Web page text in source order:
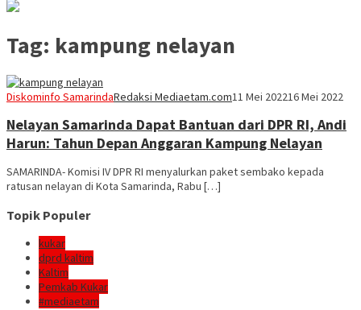
Tag: kampung nelayan
Diskominfo SamarindaRedaksi Mediaetam.com11 Mei 202216 Mei 2022
Nelayan Samarinda Dapat Bantuan dari DPR RI, Andi
Harun: Tahun Depan Anggaran Kampung Nelayan
SAMARINDA- Komisi IV DPR RI menyalurkan paket sembako kepada
ratusan nelayan di Kota Samarinda, Rabu […]
Topik Populer
kukar
dprd kaltim
Kaltim
Pemkab Kukar
#mediaetam